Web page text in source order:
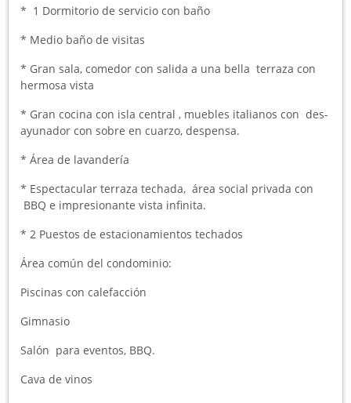
* 1 Dormitorio de servicio con baño
* Medio baño de visitas
* Gran sala, comedor con salida a una bella terraza con
hermosa vista
* Gran cocina con isla central , muebles italianos con des-
ayunador con sobre en cuarzo, despensa.
* Área de lavandería
* Espectacular terraza techada, área social privada con
BBQ e impresionante vista infinita.
* 2 Puestos de estacionamientos techados
Área común del condominio:
Piscinas con calefacción
Gimnasio
Salón para eventos, BBQ.
Cava de vinos